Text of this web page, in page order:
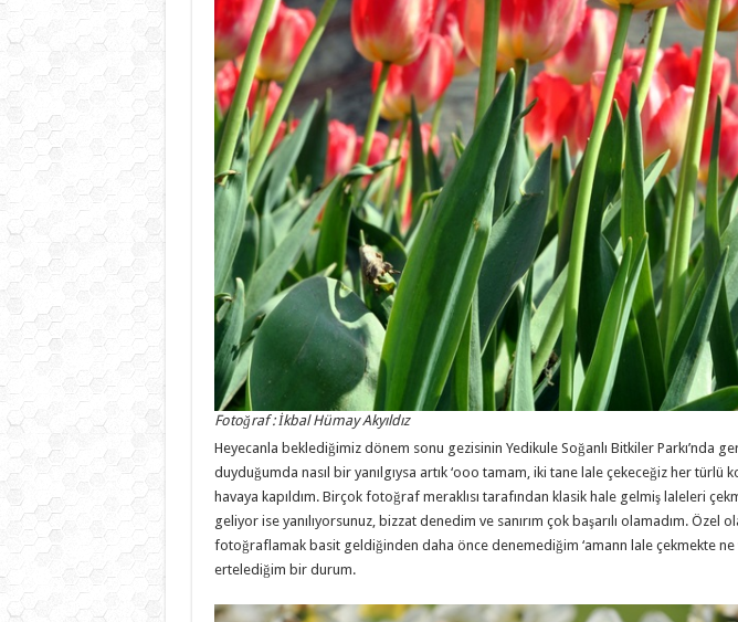
Fotoğraf : İkbal Hümay Akyıldız
Heyecanla beklediğimiz dönem sonu gezisinin Yedikule Soğanlı Bitkiler Parkı’nda
duyduğumda nasıl bir yanılgıysa artık ‘ooo tamam, iki tane lale çekeceğiz her türlü
havaya kapıldım. Birçok fotoğraf meraklısı tarafından klasik hale gelmiş laleleri
geliyor ise yanılıyorsunuz, bizzat denedim ve sanırım çok başarılı olamadım. Özel
fotoğraflamak basit geldiğinden daha önce denemediğim ‘amann lale çekmekte ne
ertelediğim bir durum.